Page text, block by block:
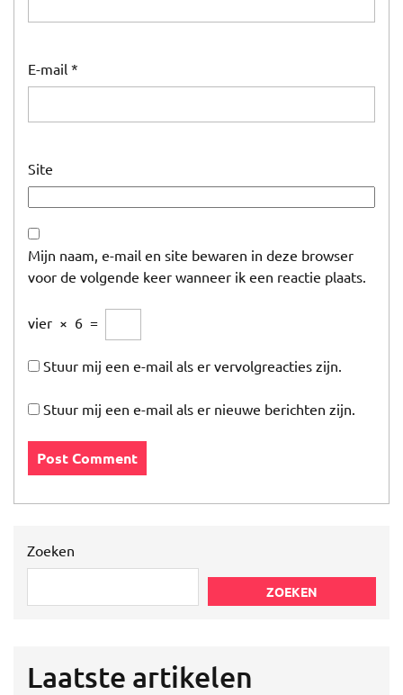
E-mail *
Site
Mijn naam, e-mail en site bewaren in deze browser
voor de volgende keer wanneer ik een reactie plaats.
vier × 6 =
Stuur mij een e-mail als er vervolgreacties zijn.
Stuur mij een e-mail als er nieuwe berichten zijn.
Zoeken
ZOEKEN
Laatste artikelen